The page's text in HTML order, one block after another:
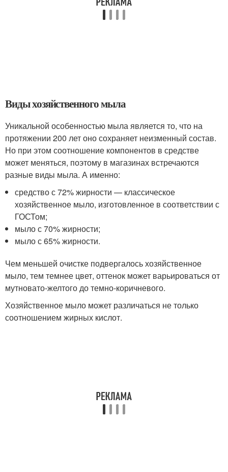
Виды хозяйственного мыла
Уникальной особенностью мыла является то, что на
протяжении 200 лет оно сохраняет неизменный состав.
Но при этом соотношение компонентов в средстве
может меняться, поэтому в магазинах встречаются
разные виды мыла. А именно:
средство с 72% жирности — классическое
хозяйственное мыло, изготовленное в соответствии с
ГОСТом;
мыло с 70% жирности;
мыло с 65% жирности.
Чем меньшей очистке подвергалось хозяйственное
мыло, тем темнее цвет, оттенок может варьироваться от
мутновато-желтого до темно-коричневого.
Хозяйственное мыло может различаться не только
соотношением жирных кислот.